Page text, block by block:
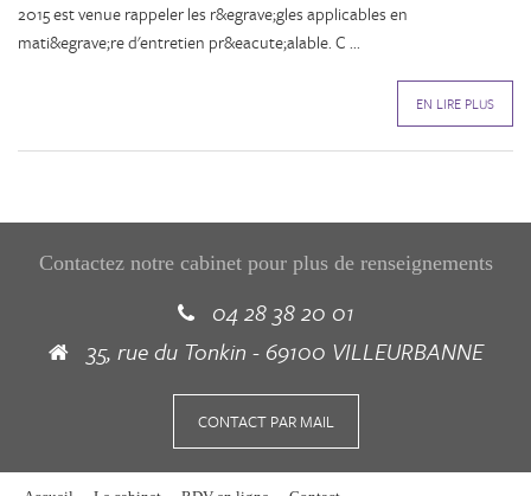
2015 est venue rappeler les r&egrave;gles applicables en
mati&egrave;re d'entretien pr&eacute;alable. C ...
EN LIRE PLUS
Contactez notre cabinet pour plus de renseignements
04 28 38 20 01
35, rue du Tonkin - 69100 VILLEURBANNE
CONTACT PAR MAIL